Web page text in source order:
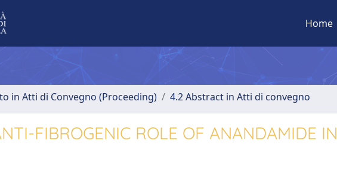
Home
in Atti di Convegno (Proceeding) 4.2 Abstract in Atti di convegno
FIBROGENIC ROLE OF ANANDAMIDE IN